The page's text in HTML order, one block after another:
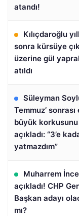
atandı!
Kılıçdaroğlu
sonra kürsüye
üzerine gül
atıldı
Süleyman
Temmuz’ sonrası
büyük korkusunu
açıkladı: “3’e
yatmazdım”
Muharrem İnce
açıkladı! CHP
Başkan adayı
mı?